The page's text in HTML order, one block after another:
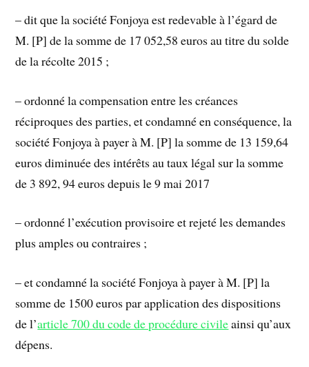
– dit que la société Fonjoya est redevable à l’égard de
M. [P] de la somme de 17 052,58 euros au titre du solde
de la récolte 2015 ;
– ordonné la compensation entre les créances
réciproques des parties, et condamné en conséquence, la
société Fonjoya à payer à M. [P] la somme de 13 159,64
euros diminuée des intérêts au taux légal sur la somme
de 3 892, 94 euros depuis le 9 mai 2017
– ordonné l’exécution provisoire et rejeté les demandes
plus amples ou contraires ;
– et condamné la société Fonjoya à payer à M. [P] la
somme de 1500 euros par application des dispositions
de l’article 700 du code de procédure civileainsi qu’aux
dépens.